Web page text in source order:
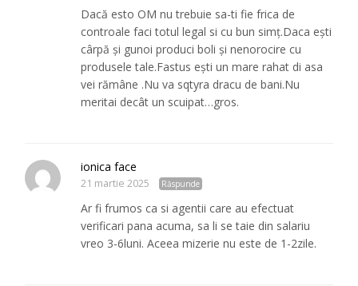
Dacă esto OM nu trebuie sa-ti fie frica de
controale faci totul legal si cu bun simț.Daca ești
cârpă și gunoi produci boli și nenorocire cu
produsele tale.Fastus ești un mare rahat di asa
vei rămâne .Nu va sqtyra dracu de bani.Nu
meritai decât un scuipat…gros.
ionica face
21 martie 2025 Răspunde
Ar fi frumos ca si agentii care au efectuat
verificari pana acuma, sa li se taie din salariu
vreo 3-6luni. Aceea mizerie nu este de 1-2zile.